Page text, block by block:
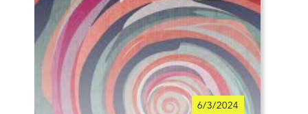
6/3/2024